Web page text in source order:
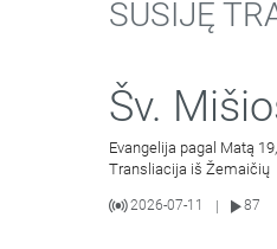
SUSIJĘ
Šv.
Evangelija pagal Matą
Transliacija iš Žemaičių
2026-07-11 87